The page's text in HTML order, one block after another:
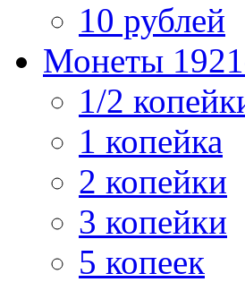
10 рублей
Монеты
1/2
1 копейка
2 копейки
3 копейки
5 копеек